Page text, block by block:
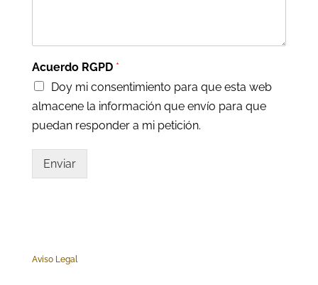
Acuerdo RGPD *
Doy mi consentimiento para que esta web
almacene la información que envío para que
puedan responder a mi petición.
Enviar
Aviso Legal